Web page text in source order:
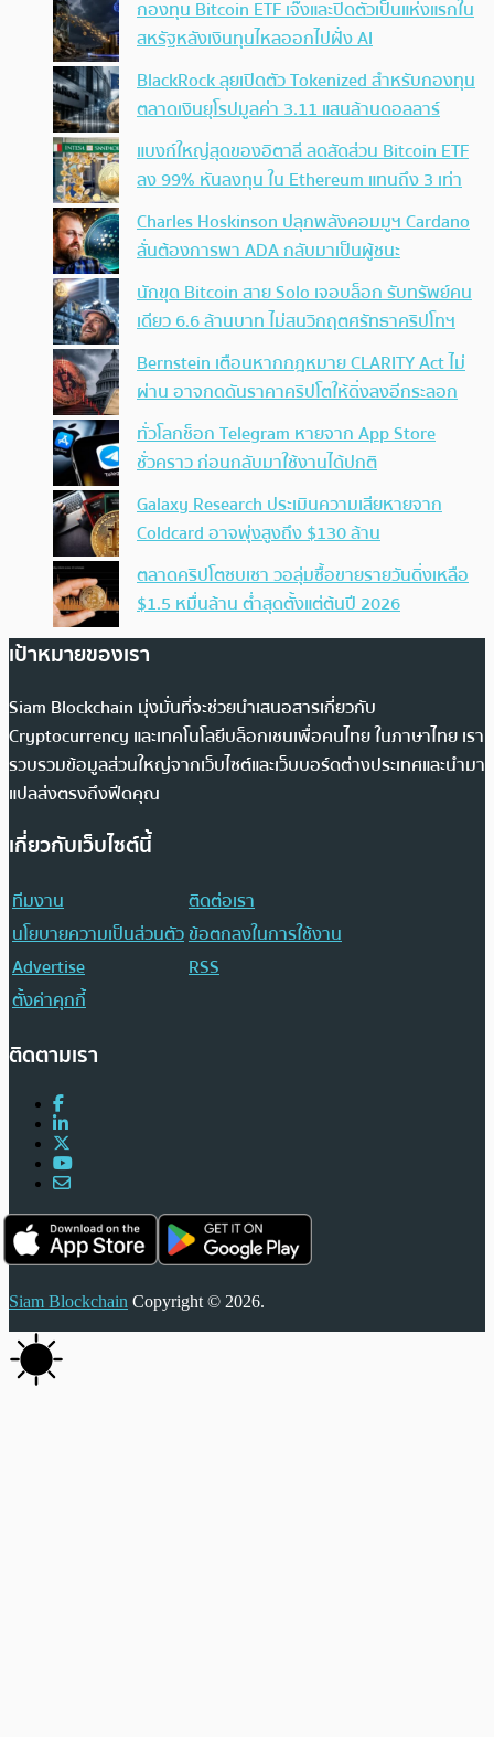
กองทุน Bitcoin ETF เจ๊งและปิดตัวเป็นแห่งแรกใน
สหรัฐหลังเงินทุนไหลออกไปฝั่ง AI
BlackRock ลุยเปิดตัว Tokenized สำหรับกองทุน
ตลาดเงินยุโรปมูลค่า 3.11 แสนล้านดอลลาร์
แบงก์ใหญ่สุดของอิตาลี ลดสัดส่วน Bitcoin ETF
ลง 99% หันลงทุน ใน Ethereum แทนถึง 3 เท่า
Charles Hoskinson ปลุกพลังคอมมูฯ Cardano
ลั่นต้องการพา ADA กลับมาเป็นผู้ชนะ
นักขุด Bitcoin สาย Solo เจอบล็อก รับทรัพย์คน
เดียว 6.6 ล้านบาท ไม่สนวิกฤตศรัทธาคริปโทฯ
Bernstein เตือนหากกฎหมาย CLARITY Act ไม่
ผ่าน อาจกดดันราคาคริปโตให้ดิ่งลงอีกระลอก
ทั่วโลกช็อก Telegram หายจาก App Store
ชั่วคราว ก่อนกลับมาใช้งานได้ปกติ
Galaxy Research ประเมินความเสียหายจาก
Coldcard อาจพุ่งสูงถึง $130 ล้าน
ตลาดคริปโตซบเซา วอลุ่มซื้อขายรายวันดิ่งเหลือ
$1.5 หมื่นล้าน ต่ำสุดตั้งแต่ต้นปี 2026
เป้าหมายของเรา
Siam Blockchain มุ่งมั่นที่จะช่วยนำเสนอสารเกี่ยวกับ
Cryptocurrency และเทคโนโลยีบล็อกเชนเพื่อคนไทย ในภาษาไทย เรา
รวบรวมข้อมูลส่วนใหญ่จากเว็บไซต์และเว็บบอร์ดต่างประเทศและนำมา
แปลส่งตรงถึงฟีดคุณ
เกี่ยวกับเว็บไซต์นี้
ทีมงาน
ติดต่อเรา
นโยบายความเป็นส่วนตัวข้อตกลงในการใช้งาน
Advertise
RSS
ตั้งค่าคุกกี้
ติดตามเรา
Siam Blockchain Copyright © 2026.